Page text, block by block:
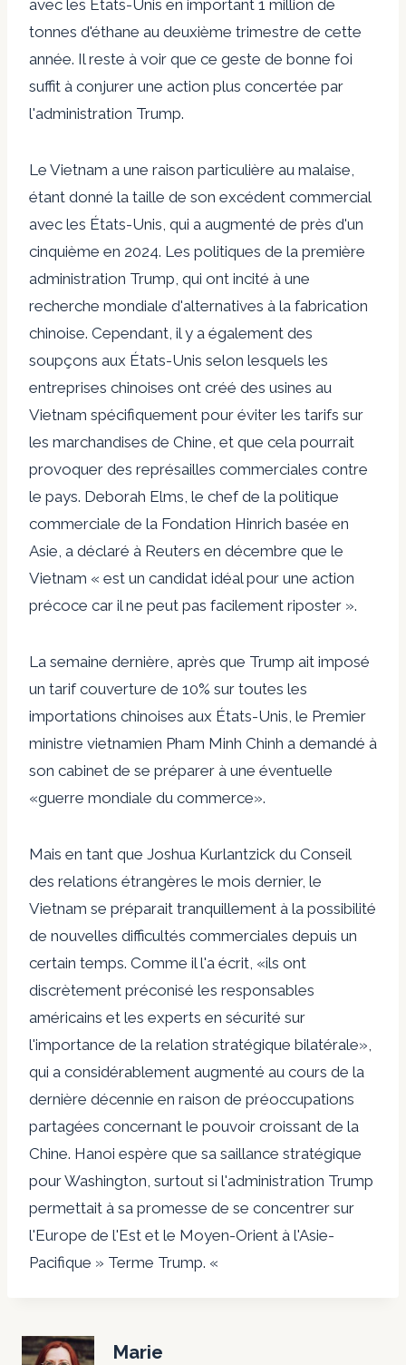
avec les États-Unis en important 1 million de
tonnes d'éthane au deuxième trimestre de cette
année. Il reste à voir que ce geste de bonne foi
suffit à conjurer une action plus concertée par
l'administration Trump.
Le Vietnam a une raison particulière au malaise,
étant donné la taille de son excédent commercial
avec les États-Unis, qui a augmenté de près d'un
cinquième en 2024. Les politiques de la première
administration Trump, qui ont incité à une
recherche mondiale d'alternatives à la fabrication
chinoise. Cependant, il y a également des
soupçons aux États-Unis selon lesquels les
entreprises chinoises ont créé des usines au
Vietnam spécifiquement pour éviter les tarifs sur
les marchandises de Chine, et que cela pourrait
provoquer des représailles commerciales contre
le pays. Deborah Elms, le chef de la politique
commerciale de la Fondation Hinrich basée en
Asie, a déclaré à Reuters en décembre que le
Vietnam « est un candidat idéal pour une action
précoce car il ne peut pas facilement riposter ».
La semaine dernière, après que Trump ait imposé
un tarif couverture de 10% sur toutes les
importations chinoises aux États-Unis, le Premier
ministre vietnamien Pham Minh Chinh a demandé à
son cabinet de se préparer à une éventuelle
«guerre mondiale du commerce».
Mais en tant que Joshua Kurlantzick du Conseil
des relations étrangères le mois dernier, le
Vietnam se préparait tranquillement à la possibilité
de nouvelles difficultés commerciales depuis un
certain temps. Comme il l'a écrit, «ils ont
discrètement préconisé les responsables
américains et les experts en sécurité sur
l'importance de la relation stratégique bilatérale»,
qui a considérablement augmenté au cours de la
dernière décennie en raison de préoccupations
partagées concernant le pouvoir croissant de la
Chine. Hanoi espère que sa saillance stratégique
pour Washington, surtout si l'administration Trump
permettait à sa promesse de se concentrer sur
l'Europe de l'Est et le Moyen-Orient à l'Asie-
Pacifique » Terme Trump. «
Marie